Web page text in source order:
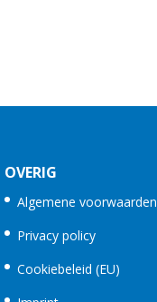
OVERIG
Algemene voorwaarden
Privacy policy
Cookiebeleid (EU)